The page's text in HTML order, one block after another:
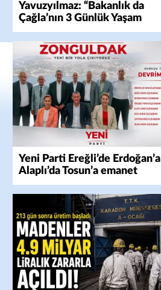
Yavuzyılmaz: “Bakanlık da
Çağla’nın 3 Günlük Yaşam
Mücadelesini Yok Saydı!”
Yeni Parti Ereğli’de Erdoğan’a
Alaplı’da Tosun’a emanet